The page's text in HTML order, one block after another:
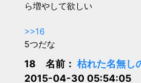
ら増やして欲しい
>>16
5つだな
18 名前： 枯れた名無し
2015-04-30 05:54:05